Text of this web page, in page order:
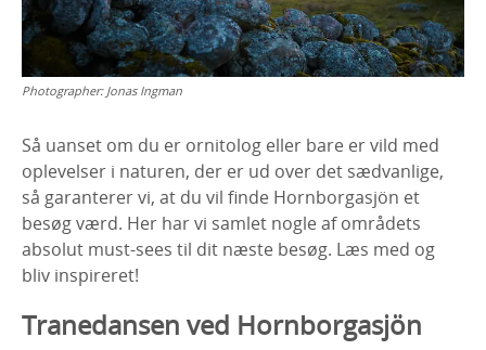
Photographer: Jonas Ingman
Så uanset om du er ornitolog eller bare er vild med
oplevelser i naturen, der er ud over det sædvanlige,
så garanterer vi, at du vil finde Hornborgasjön et
besøg værd. Her har vi samlet nogle af områdets
absolut must-sees til dit næste besøg. Læs med og
bliv inspireret!
Tranedansen ved Hornborgasjön